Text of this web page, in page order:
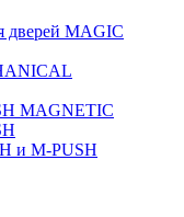
дверей MAGIC
MAGNETIC
и M-PUSH